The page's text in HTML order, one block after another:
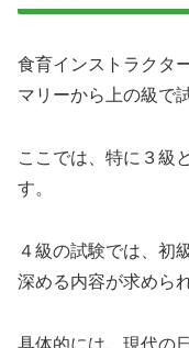
食育インストラクタ
マリーから上の級で
ここでは、特に３級
す。
４級の試験では、初
深める内容が求めら
具体的には、現代の